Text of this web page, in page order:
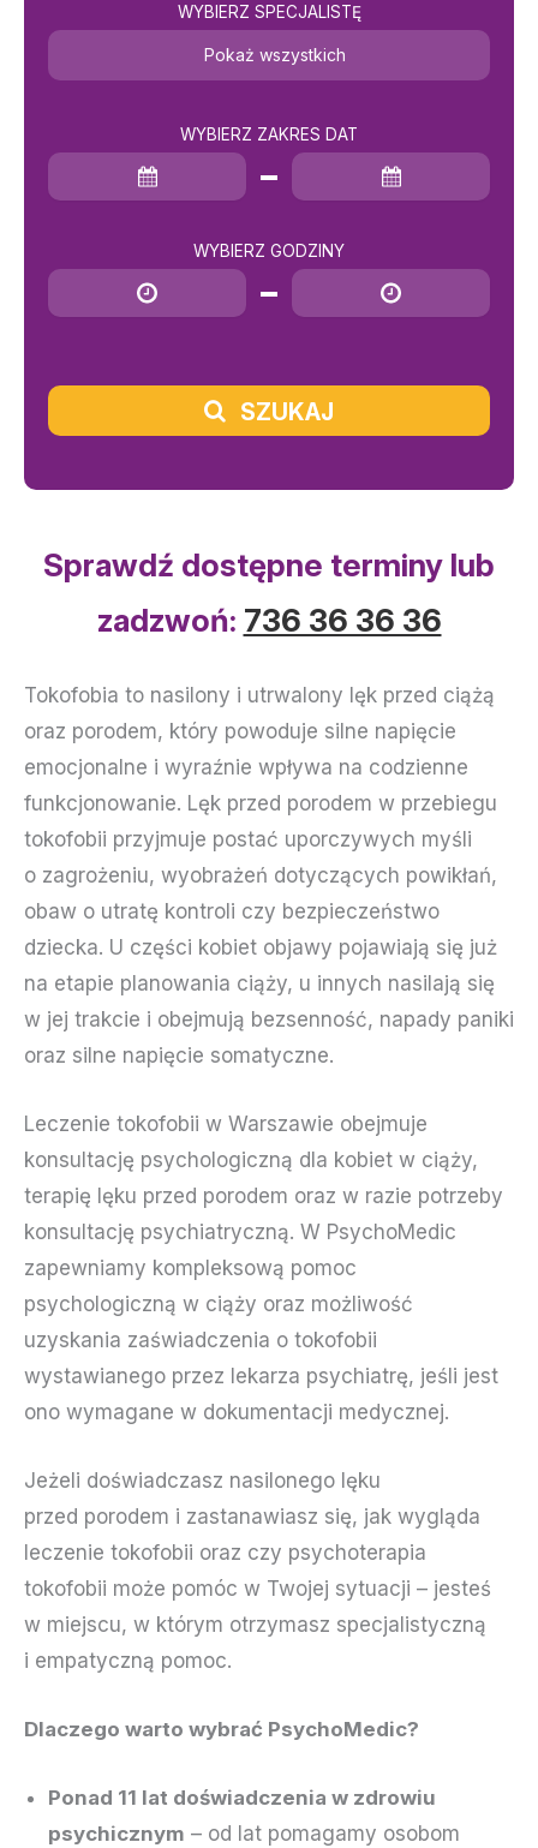
WYBIERZ SPECJALISTĘ
Pokaż wszystkich
WYBIERZ ZAKRES DAT
Data rozpoczęcia
Data zakończenia
WYBIERZ GODZINY
Godzina rozpoczęcia
Godzina zakończenia
SZUKAJ
Sprawdź dostępne terminy lub
zadzwoń: 736 36 36 36
Tokofobia to nasilony i utrwalony lęk przed ciążą
oraz porodem, który powoduje silne napięcie
emocjonalne i wyraźnie wpływa na codzienne
funkcjonowanie. Lęk przed porodem w przebiegu
tokofobii przyjmuje postać uporczywych myśli
o zagrożeniu, wyobrażeń dotyczących powikłań,
obaw o utratę kontroli czy bezpieczeństwo
dziecka. U części kobiet objawy pojawiają się już
na etapie planowania ciąży, u innych nasilają się
w jej trakcie i obejmują bezsenność, napady paniki
oraz silne napięcie somatyczne.
Leczenie tokofobii w Warszawie obejmuje
konsultację psychologiczną dla kobiet w ciąży,
terapię lęku przed porodem oraz w razie potrzeby
konsultację psychiatryczną. W PsychoMedic
zapewniamy kompleksową pomoc
psychologiczną w ciąży oraz możliwość
uzyskania zaświadczenia o tokofobii
wystawianego przez lekarza psychiatrę, jeśli jest
ono wymagane w dokumentacji medycznej.
Jeżeli doświadczasz nasilonego lęku
przed porodem i zastanawiasz się, jak wygląda
leczenie tokofobii oraz czy psychoterapia
tokofobii może pomóc w Twojej sytuacji – jesteś
w miejscu, w którym otrzymasz specjalistyczną
i empatyczną pomoc.
Dlaczego warto wybrać PsychoMedic?
Ponad 11 lat doświadczenia w zdrowiu
psychicznym – od lat pomagamy osobom